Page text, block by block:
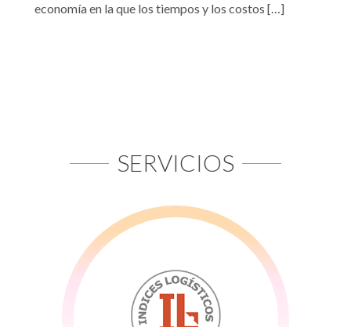
economía en la que los tiempos y los costos […]
SERVICIOS